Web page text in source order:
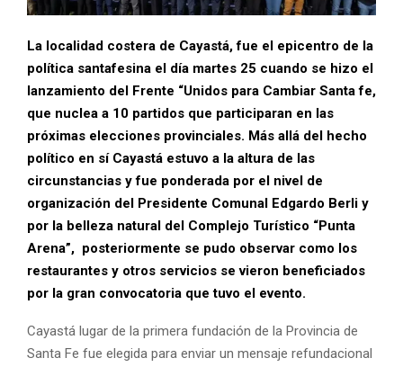
La localidad costera de Cayastá, fue el epicentro de la
política santafesina el día martes 25 cuando se hizo el
lanzamiento del Frente “Unidos para Cambiar Santa fe,
que nuclea a 10 partidos que participaran en las
próximas elecciones provinciales. Más allá del hecho
político en sí Cayastá estuvo a la altura de las
circunstancias y fue ponderada por el nivel de
organización del Presidente Comunal Edgardo Berli y
por la belleza natural del Complejo Turístico “Punta
Arena”, posteriormente se pudo observar como los
restaurantes y otros servicios se vieron beneficiados
por la gran convocatoria que tuvo el evento.
Cayastá lugar de la primera fundación de la Provincia de
Santa Fe fue elegida para enviar un mensaje refundacional